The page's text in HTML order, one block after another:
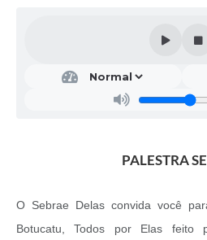
PALESTRA
O Sebrae Delas convida você
Botucatu, Todos por Elas